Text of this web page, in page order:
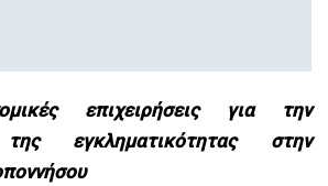
επιχειρήσεις για την
της εγκληματικότητας στην